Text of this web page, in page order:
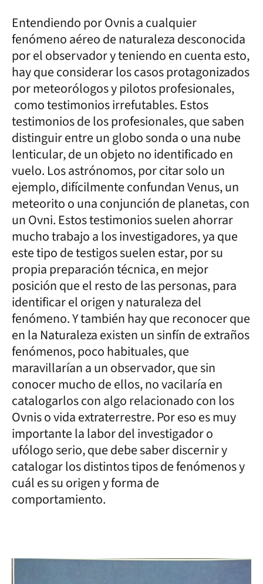
Entendiendo por Ovnis a cualquier
fenómeno aéreo de naturaleza desconocida
por el observador y teniendo en cuenta esto,
hay que considerar los casos protagonizados
por meteorólogos y pilotos profesionales,
como testimonios irrefutables. Estos
testimonios de los profesionales, que saben
distinguir entre un globo sonda o una nube
lenticular, de un objeto no identificado en
vuelo. Los astrónomos, por citar solo un
ejemplo, difícilmente confundan Venus, un
meteorito o una conjunción de planetas, con
un Ovni. Estos testimonios suelen ahorrar
mucho trabajo a los investigadores, ya que
este tipo de testigos suelen estar, por su
propia preparación técnica, en mejor
posición que el resto de las personas, para
identificar el origen y naturaleza del
fenómeno. Y también hay que reconocer que
en la Naturaleza existen un sinfín de extraños
fenómenos, poco habituales, que
maravillarían a un observador, que sin
conocer mucho de ellos, no vacilaría en
catalogarlos con algo relacionado con los
Ovnis o vida extraterrestre. Por eso es muy
importante la labor del investigador o
ufólogo serio, que debe saber discernir y
catalogar los distintos tipos de fenómenos y
cuál es su origen y forma de
comportamiento.